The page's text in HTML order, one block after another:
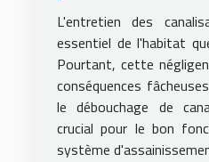
essentiel
L'entretien des
essentiel de l'habitat
Pourtant, cette
conséquences
le débouchage de
crucial pour le bon
système